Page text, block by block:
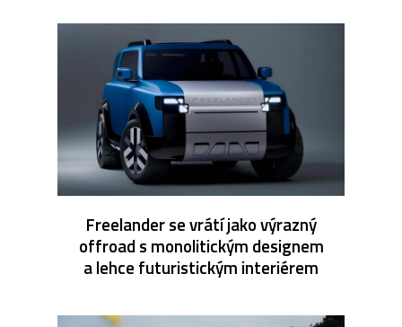
Freelander se vrátí jako výrazný
offroad s monolitickým designem
a lehce futuristickým interiérem